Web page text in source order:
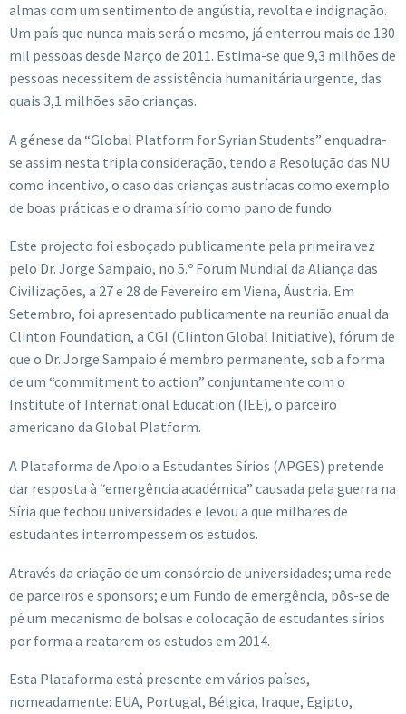
almas com um sentimento de angústia, revolta e indignação.
Um país que nunca mais será o mesmo, já enterrou mais de 130
mil pessoas desde Março de 2011. Estima-se que 9,3 milhões de
pessoas necessitem de assistência humanitária urgente, das
quais 3,1 milhões são crianças.
A génese da “Global Platform for Syrian Students” enquadra-
se assim nesta tripla consideração, tendo a Resolução das NU
como incentivo, o caso das crianças austríacas como exemplo
de boas práticas e o drama sírio como pano de fundo.
Este projecto foi esboçado publicamente pela primeira vez
pelo Dr. Jorge Sampaio, no 5.º Forum Mundial da Aliança das
Civilizações, a 27 e 28 de Fevereiro em Viena, Áustria. Em
Setembro, foi apresentado publicamente na reunião anual da
Clinton Foundation, a CGI (Clinton Global Initiative), fórum de
que o Dr. Jorge Sampaio é membro permanente, sob a forma
de um “commitment to action” conjuntamente com o
Institute of International Education (IEE), o parceiro
americano da Global Platform.
A Plataforma de Apoio a Estudantes Sírios (APGES) pretende
dar resposta à “emergência académica” causada pela guerra na
Síria que fechou universidades e levou a que milhares de
estudantes interrompessem os estudos.
Através da criação de um consórcio de universidades; uma rede
de parceiros e sponsors; e um Fundo de emergência, pôs-se de
pé um mecanismo de bolsas e colocação de estudantes sírios
por forma a reatarem os estudos em 2014.
Esta Plataforma está presente em vários países,
nomeadamente: EUA, Portugal, Bélgica, Iraque, Egipto,